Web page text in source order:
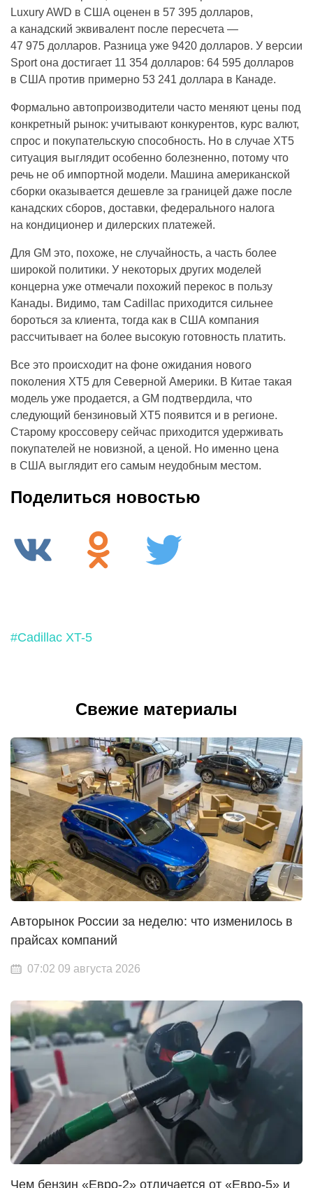
Luxury AWD в США оценен в 57 395 долларов,
а канадский эквивалент после пересчета —
47 975 долларов. Разница уже 9420 долларов. У версии
Sport она достигает 11 354 долларов: 64 595 долларов
в США против примерно 53 241 доллара в Канаде.
Формально автопроизводители часто меняют цены под
конкретный рынок: учитывают конкурентов, курс валют,
спрос и покупательскую способность. Но в случае XT5
ситуация выглядит особенно болезненно, потому что
речь не об импортной модели. Машина американской
сборки оказывается дешевле за границей даже после
канадских сборов, доставки, федерального налога
на кондиционер и дилерских платежей.
Для GM это, похоже, не случайность, а часть более
широкой политики. У некоторых других моделей
концерна уже отмечали похожий перекос в пользу
Канады. Видимо, там Cadillac приходится сильнее
бороться за клиента, тогда как в США компания
рассчитывает на более высокую готовность платить.
Все это происходит на фоне ожидания нового
поколения XT5 для Северной Америки. В Китае такая
модель уже продается, а GM подтвердила, что
следующий бензиновый XT5 появится и в регионе.
Старому кроссоверу сейчас приходится удерживать
покупателей не новизной, а ценой. Но именно цена
в США выглядит его самым неудобным местом.
Поделиться новостью
#Cadillac XT-5
Свежие материалы
Авторынок России за неделю: что изменилось в
прайсах компаний
07:02 09 августа 2026
Чем бензин «Евро-2» отличается от «Евро-5» и